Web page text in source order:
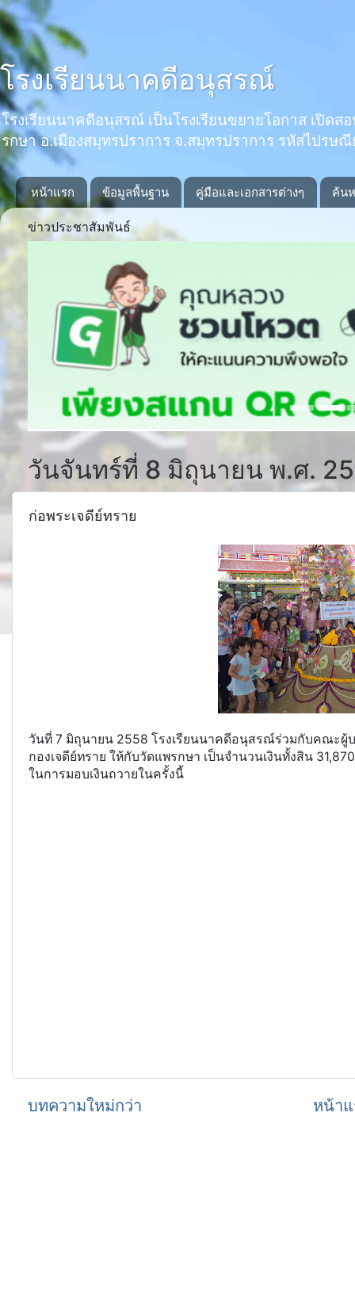
โรงเรียนนาคดีอนุสรณ์
โรงเรียนนาคดีอนุสรณ์ เป็นโรงเรียนขยายโอกาส เปิ
รกษา อ.เมืองสมุทรปราการ จ.สมุทรปราการ รหัสไปรษ
หน้าแรก ข้อมูลพื้นฐาน คู่มือและเอกสารต่างๆ ค้น
ข่าวประชาสัมพันธ์
Previous
วันจันทร์ที่ 8 มิถุนายน พ.ศ.
ก่อพระเจดีย์ทราย
วันที่ 7 มิถุนายน 2558 โรงเรียนนาคดีอนุสรณ์ร่วมกับคณะ
กองเจดีย์ทราย ให้กับวัดแพรกษา เป็นจำนวนเงินทั้งสิน
ในการมอบเงินถวายในครั้งนี้
บทความใหม่กว่า หน้า